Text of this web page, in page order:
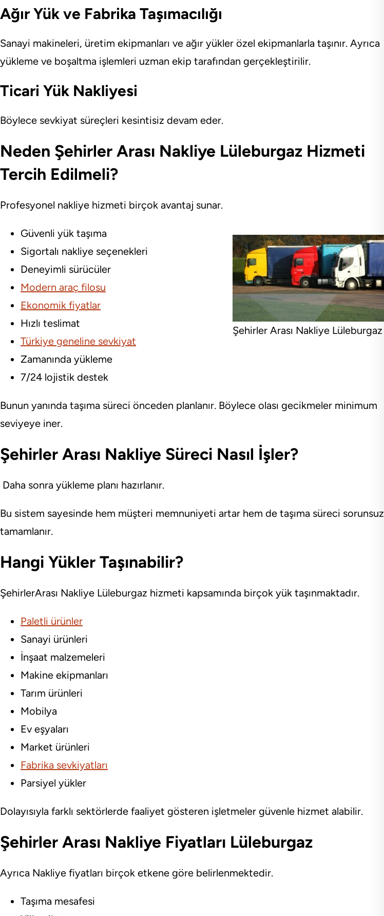
Ağır Yük ve Fabrika Taşımacılığı
Sanayi makineleri, üretim ekipmanları ve ağır yükler özel ekipmanlarla taşınır. Ayrıca
yükleme ve boşaltma işlemleri uzman ekip tarafından gerçekleştirilir.
Ticari Yük Nakliyesi
Böylece sevkiyat süreçleri kesintisiz devam eder.
Neden Şehirler Arası Nakliye Lüleburgaz Hizmeti
Tercih Edilmeli?
Profesyonel nakliye hizmeti birçok avantaj sunar.
Şehirler Arası Nakliye Lüleburgaz
Güvenli yük taşıma
Sigortalı nakliye seçenekleri
Deneyimli sürücüler
Modern araç filosu
Ekonomik fiyatlar
Hızlı teslimat
Türkiye geneline sevkiyat
Zamanında yükleme
7/24 lojistik destek
Bunun yanında taşıma süreci önceden planlanır. Böylece olası gecikmeler minimum
seviyeye iner.
Şehirler Arası Nakliye Süreci Nasıl İşler?
Daha sonra yükleme planı hazırlanır.
Bu sistem sayesinde hem müşteri memnuniyeti artar hem de taşıma süreci sorunsuz
tamamlanır.
Hangi Yükler Taşınabilir?
ŞehirlerArası Nakliye Lüleburgaz hizmeti kapsamında birçok yük taşınmaktadır.
Paletli ürünler
Sanayi ürünleri
İnşaat malzemeleri
Makine ekipmanları
Tarım ürünleri
Mobilya
Ev eşyaları
Market ürünleri
Fabrika sevkiyatları
Parsiyel yükler
Dolayısıyla farklı sektörlerde faaliyet gösteren işletmeler güvenle hizmet alabilir.
Şehirler Arası Nakliye Fiyatları Lüleburgaz
Ayrıca Nakliye fiyatları birçok etkene göre belirlenmektedir.
Taşıma mesafesi